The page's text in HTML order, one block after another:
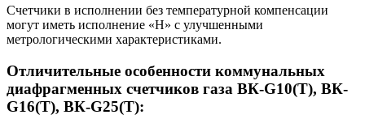
Счетчики в исполнении без температурной компенсации
могут иметь исполнение «Н» с улучшенными
метрологическими характеристиками.
Отличительные особенности коммунальных
диафрагменных счетчиков газа ВК-G10(T), ВК-
G16(T), ВК-G25(T):